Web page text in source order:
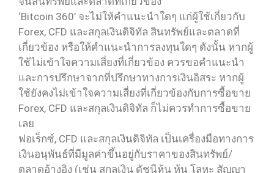
‘Bitcoin 360’ จะไม่ให้คำแนะนำใดๆ แก่ผู้ใช้เกี่ยวกับ
Forex, CFD และสกุลเงินดิจิทัล สินทรัพย์และตลาดที่
เกี่ยวข้อง หรือให้คำแนะนำการลงทุนใดๆ ดังนั้น หากผู้
ใช้ไม่เข้าใจความเสี่ยงที่เกี่ยวข้อง ควรขอคำแนะนำ
และการปรึกษาจากที่ปรึกษาทางการเงินอิสระ หากผู้
ใช้ยังคงไม่เข้าใจความเสี่ยงที่เกี่ยวข้องกับการซื้อขาย
Forex, CFD และสกุลเงินดิจิทัล ก็ไม่ควรทำการซื้อขาย
เลย
ฟอเร็กซ์, CFD และสกุลเงินดิจิทัล เป็นเครื่องมือทางการ
เงินอนุพันธ์ที่มีมูลค่าขึ้นอยู่กับราคาของสินทรัพย์/
ตลาดอ้างอิง (เช่น สกุลเงิน ดัชนีหุ้น หุ้น โลหะ สัญญา